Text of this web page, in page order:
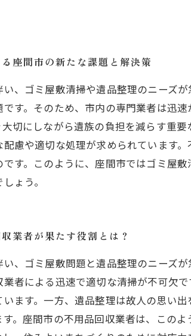
座間市の新たな課題と解決策
、ゴミ屋敷清掃や遺品整理のニーズ
す。そのため、市内の専門業者は迅
切にしながら遺族の負担を減らす重
慮や適切な処理が求められています
す。このように、座間市ではゴミ屋
ょう。
業者が果たす役割とは？
、ゴミ屋敷問題と遺品整理のニーズ
者による迅速で適切な清掃が不可欠
ます。一方、遺品整理は故人の思い
。座間市の不用品回収業者は、この